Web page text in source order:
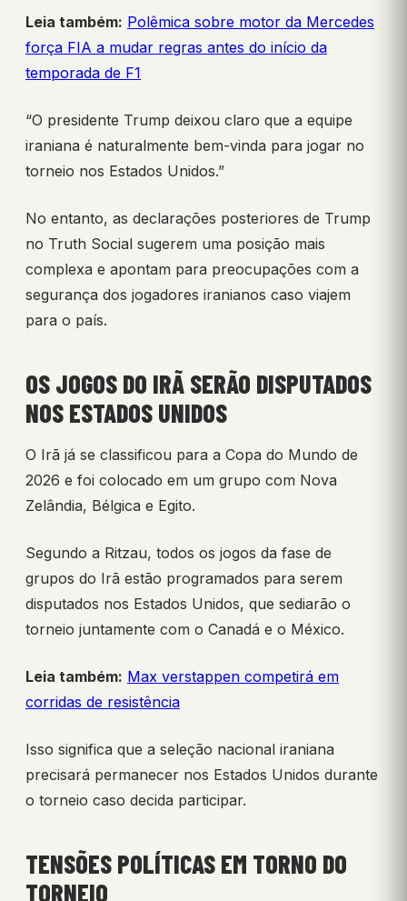
Leia também: Polêmica sobre motor da Mercedes
força FIA a mudar regras antes do início da
temporada de F1
“O presidente Trump deixou claro que a equipe
iraniana é naturalmente bem-vinda para jogar no
torneio nos Estados Unidos.”
No entanto, as declarações posteriores de Trump
no Truth Social sugerem uma posição mais
complexa e apontam para preocupações com a
segurança dos jogadores iranianos caso viajem
para o país.
OS JOGOS DO IRÃ SERÃO DISPUTADOS
NOS ESTADOS UNIDOS
O Irã já se classificou para a Copa do Mundo de
2026 e foi colocado em um grupo com Nova
Zelândia, Bélgica e Egito.
Segundo a Ritzau, todos os jogos da fase de
grupos do Irã estão programados para serem
disputados nos Estados Unidos, que sediarão o
torneio juntamente com o Canadá e o México.
Leia também: Max verstappen competirá em
corridas de resistência
Isso significa que a seleção nacional iraniana
precisará permanecer nos Estados Unidos durante
o torneio caso decida participar.
TENSÕES POLÍTICAS EM TORNO DO
TORNEIO